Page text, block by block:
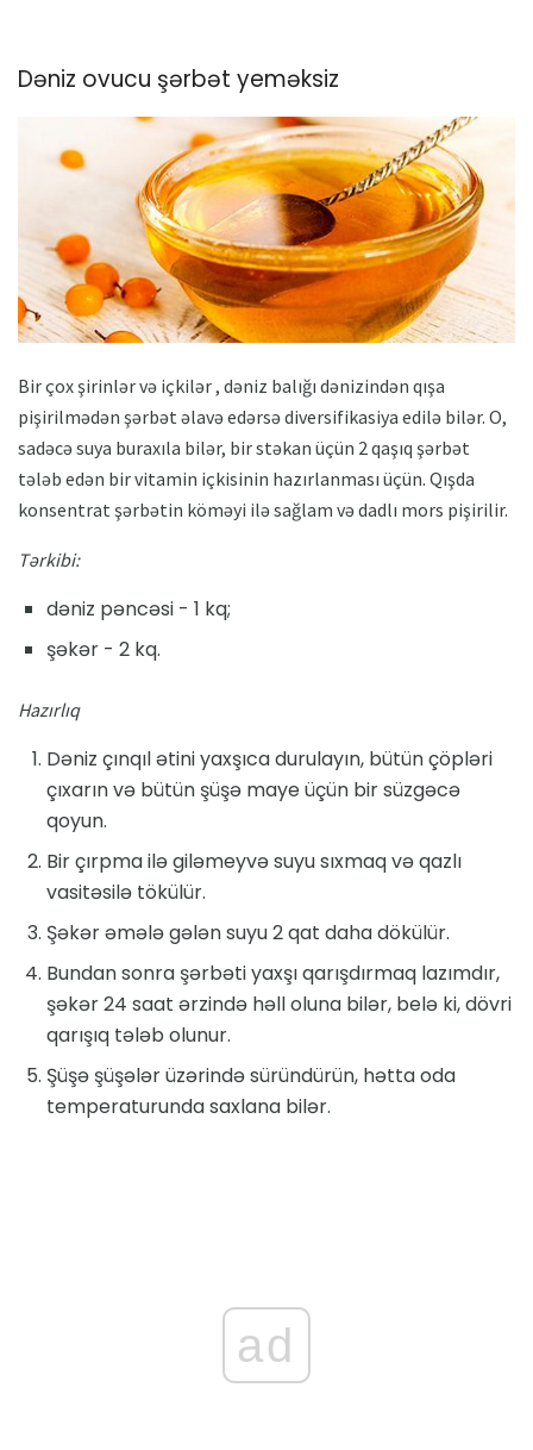
Dəniz ovucu şərbət yeməksiz
Bir çox şirinlər və içkilər , dəniz balığı dənizindən qışa
pişirilmədən şərbət əlavə edərsə diversifikasiya edilə bilər. O,
sadəcə suya buraxıla bilər, bir stəkan üçün 2 qaşıq şərbət
tələb edən bir vitamin içkisinin hazırlanması üçün. Qışda
konsentrat şərbətin köməyi ilə sağlam və dadlı mors pişirilir.
Tərkibi:
dəniz pəncəsi - 1 kq;
şəkər - 2 kq.
Hazırlıq
Dəniz çınqıl ətini yaxşıca durulayın, bütün çöpləri
çıxarın və bütün şüşə maye üçün bir süzgəcə
qoyun.
Bir çırpma ilə giləmeyvə suyu sıxmaq və qazlı
vasitəsilə tökülür.
Şəkər əmələ gələn suyu 2 qat daha dökülür.
Bundan sonra şərbəti yaxşı qarışdırmaq lazımdır,
şəkər 24 saat ərzində həll oluna bilər, belə ki, dövri
qarışıq tələb olunur.
Şüşə şüşələr üzərində süründürün, hətta oda
temperaturunda saxlana bilər.
ad